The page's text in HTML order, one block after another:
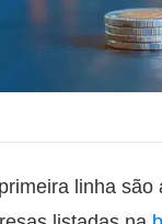
linha